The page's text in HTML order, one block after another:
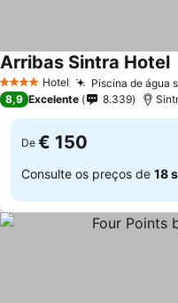
4 EstrelasHotel Piscina de água
Arribas Sintra Hotel
8,9 Excelente 8.339
De € 150
Consulte os preços de 18